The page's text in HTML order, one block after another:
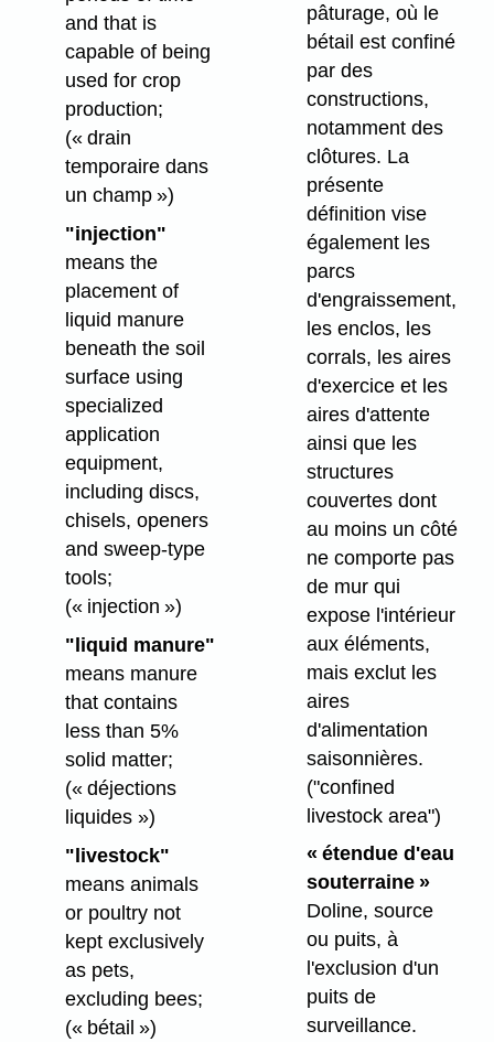
and that is
capable of being
used for crop
production;
(« drain
temporaire dans
un champ »)
"injection"
means the
placement of
liquid manure
beneath the soil
surface using
specialized
application
equipment,
including discs,
chisels, openers
and sweep-type
tools;
(« injection »)
"liquid manure"
means manure
that contains
less than 5%
solid matter;
(« déjections
liquides »)
"livestock"
means animals
or poultry not
kept exclusively
as pets,
excluding bees;
(« bétail »)
pâturage, où le
bétail est confiné
par des
constructions,
notamment des
clôtures. La
présente
définition vise
également les
parcs
d'engraissement,
les enclos, les
corrals, les aires
d'exercice et les
aires d'attente
ainsi que les
structures
couvertes dont
au moins un côté
ne comporte pas
de mur qui
expose l'intérieur
aux éléments,
mais exclut les
aires
d'alimentation
saisonnières.
("confined
livestock area")
« étendue d'eau
souterraine »
Doline, source
ou puits, à
l'exclusion d'un
puits de
surveillance.